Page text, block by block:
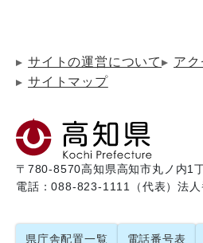
サイトの運営について
ア
サイトマップ
〒780-8570高知県高知市丸ノ内1
電話：088-823-1111（代表）法
県庁舎配置一覧 電話番号表